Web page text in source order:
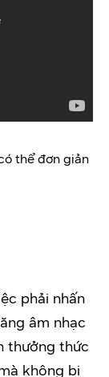
thể đơn giản
phải nhấn
âm nhạc
thưởng thức
không bị